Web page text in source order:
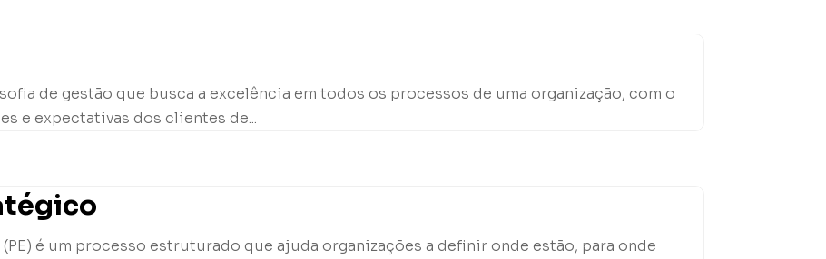
de gestão que busca a excelência em todos os processos de uma organização, com o
e expectativas dos clientes de...
é um processo estruturado que ajuda organizações a definir onde estão, para onde